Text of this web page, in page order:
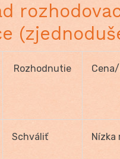
Rozhodnutie
Schváliť Nízka